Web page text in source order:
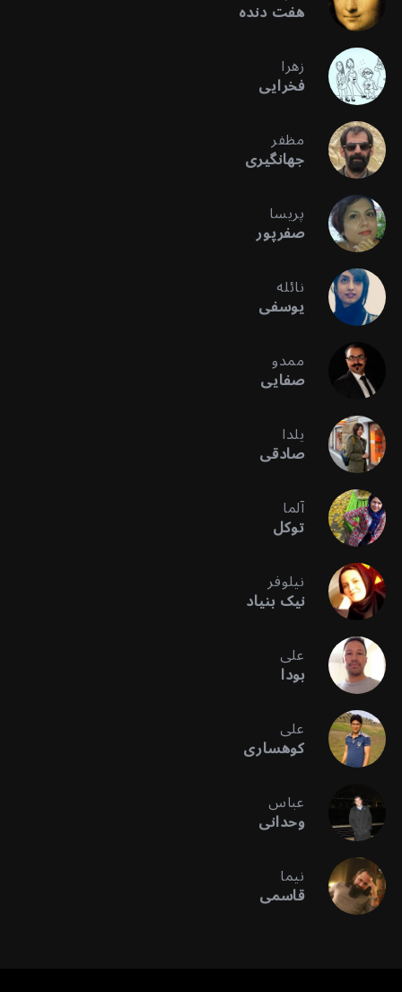
هفت دنده
زهرا
فخرایی
مظفر
جهانگیری
پریسا
صفرپور
نائله
یوسفی
ممدو
صفایی
یلدا
صادقی
آلما
توکل
نیلوفر
نیک بنیاد
علی
بودا
علی
کوهساری
عباس
وحدانی
نیما
قاسمی